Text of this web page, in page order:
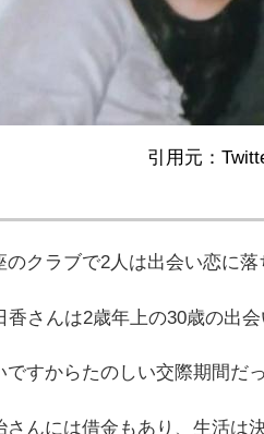
引用元：
クラブで2人は出会い恋に落
さんは2歳年上の30歳の出会
ですからたのしい交際期間だ
んには借金もあり、生活は